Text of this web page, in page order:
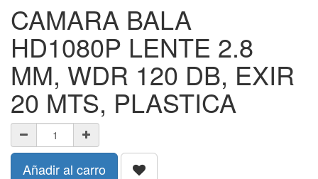
CAMARA BALA
HD1080P LENTE 2.8
MM, WDR 120 DB, EXIR
20 MTS, PLASTICA
Añadir al carro